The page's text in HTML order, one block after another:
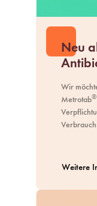
Neu
Wir
Metrotab®
Weitere